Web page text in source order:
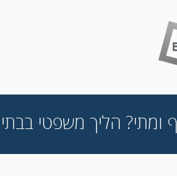
ומתי? הליך משפטי